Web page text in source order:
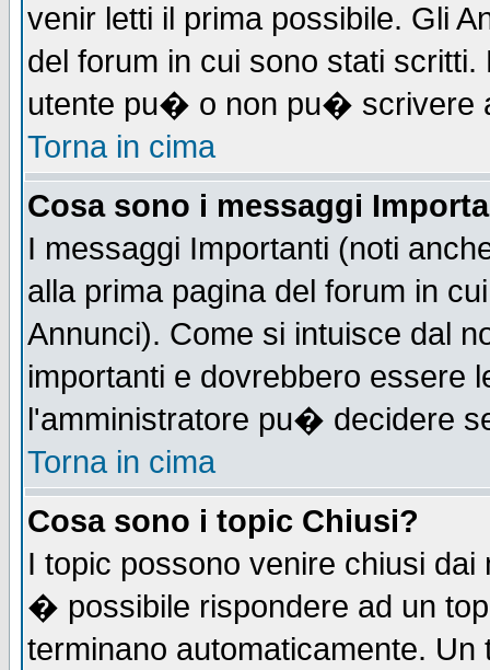
venir letti il prima possibile. Gli
del forum in cui sono stati
utente pu� o non pu� scrivere
Torna in cima
Cosa sono i messaggi
I messaggi Importanti (noti
alla prima pagina del forum in
Annunci). Come si intuisce dal
importanti e dovrebbero essere
l'amministratore pu� decidere
Torna in cima
Cosa sono i topic Chiusi?
I topic possono venire chiusi
� possibile rispondere ad un
terminano automaticamente.